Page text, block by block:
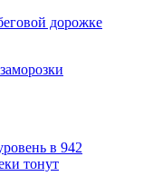
дорожке
в 942
тонут